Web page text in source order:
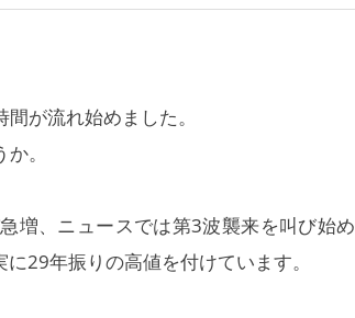
が流れ始めました。
。
増、ニュースでは第3波襲来を叫び始め
29年振りの高値を付けています。